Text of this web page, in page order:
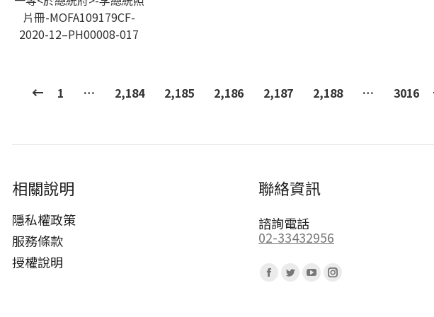
片冊-MOFA109179CF-
2020-12–PH00008-017
1 … 2,184 2,185 2,186 2,187 2,188 … 3016
相關說明
隱私權政策
服務條款
授權說明
聯絡資訊
諮詢電話
02-33432956
Facebook
TwitterYouTubeInstagram